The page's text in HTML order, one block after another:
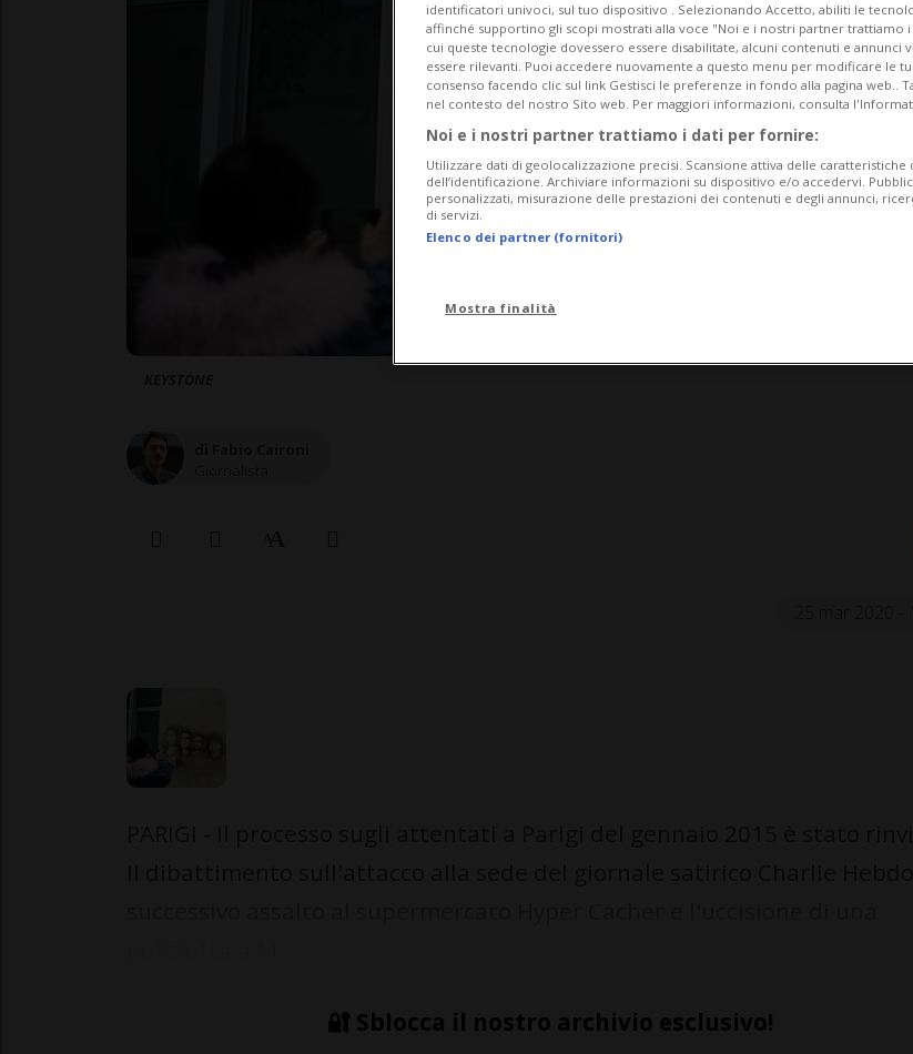
🔐 Sblocca il nostro archivio esclusivo!
identificatori univoci, sul tuo dispositivo . Selezionando Accetto, abiliti le
affinché supportino gli scopi mostrati alla voce "Noi e i nostri partner trattiamo
cui queste tecnologie dovessero essere disabilitate, alcuni contenuti e annunci
essere rilevanti. Puoi accedere nuovamente a questo menu per modificare le
consenso facendo clic sul link Gestisci le preferenze in fondo alla pagina web..
nel contesto del nostro Sito web. Per maggiori informazioni, consulta
Noi e i nostri partner trattiamo i dati per fornire:
Utilizzare dati di geolocalizzazione precisi. Scansione attiva delle caratteristiche
dell’identificazione. Archiviare informazioni su dispositivo e/o accedervi.
personalizzati, misurazione delle prestazioni dei contenuti e degli annunci,
di servizi.
Elenco dei partner (fornitori)
Mostra finalità